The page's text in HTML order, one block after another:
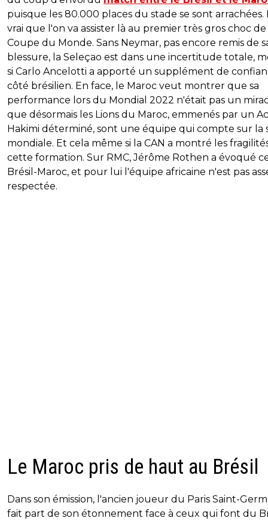
puisque les 80.000 places du stade se sont arrachées.
vrai que l'on va assister là au premier très gros choc
Coupe du Monde. Sans Neymar, pas encore remis de
blessure, la Seleçao est dans une incertitude totale,
si Carlo Ancelotti a apporté un supplément de
côté brésilien. En face, le Maroc veut montrer que sa
performance lors du Mondial 2022 n'était pas un
que désormais les Lions du Maroc, emmenés par un
Hakimi déterminé, sont une équipe qui compte sur la
mondiale. Et cela même si la CAN a montré les
cette formation. Sur RMC, Jérôme Rothen a évoqué
Brésil-Maroc, et pour lui l'équipe africaine n'est pas
respectée.
Le Maroc pris de haut au Brésil
Dans son émission, l'ancien joueur du Paris Saint-
fait part de son étonnement face à ceux qui font du